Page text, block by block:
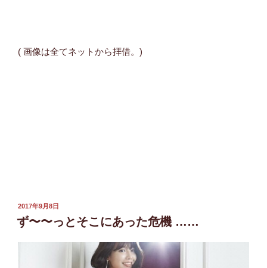
( 画像は全てネットから拝借。)
投
稿
日:
2017年9月8日
ず〜〜っとそこにあった危機 ……